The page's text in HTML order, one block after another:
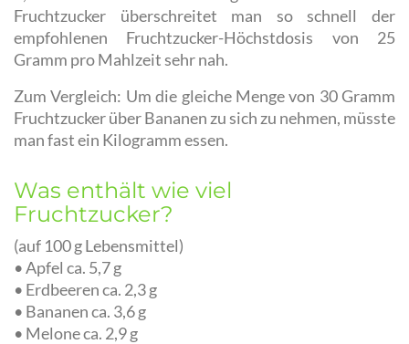
Fruchtzucker überschreitet man so schnell der
empfohlenen Fruchtzucker-Höchstdosis von 25
Gramm pro Mahlzeit sehr nah.
Zum Vergleich: Um die gleiche Menge von 30 Gramm
Fruchtzucker über Bananen zu sich zu nehmen, müsste
man fast ein Kilogramm essen.
Was enthält wie viel
Fruchtzucker?
(auf 100 g Lebensmittel)
• Apfel ca. 5,7 g
• Erdbeeren ca. 2,3 g
• Bananen ca. 3,6 g
• Melone ca. 2,9 g